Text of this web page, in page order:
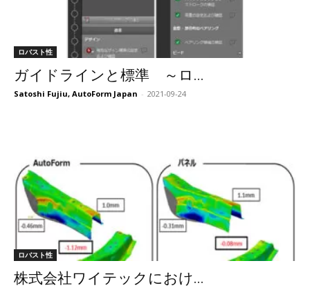
ロバスト性
ガイドラインと標準 ～ロ...
Satoshi Fujiu, AutoForm Japan - 2021-09-24
ロバスト性
株式会社ワイテックにおけ...